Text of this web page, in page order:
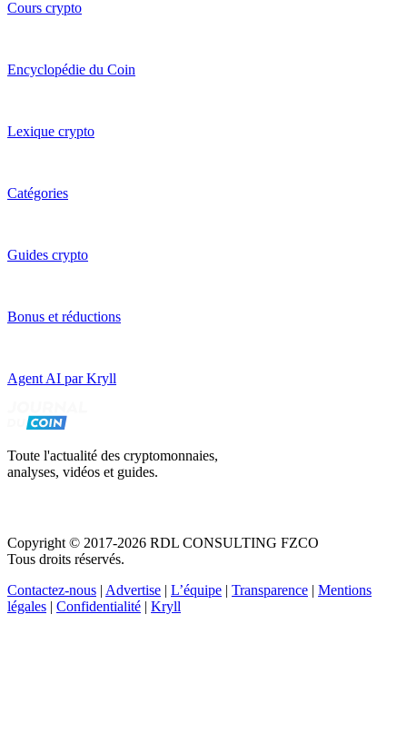
Cours crypto
Encyclopédie du Coin
Lexique crypto
Catégories
Guides crypto
Bonus et réductions
Agent AI par Kryll
Toute l'actualité des cryptomonnaies,
analyses, vidéos et guides.
Copyright © 2017-2026 RDL CONSULTING FZCO
Tous droits réservés.
Contactez-nous | Advertise | L’équipe | Transparence | Mentions
légales | Confidentialité | Kryll